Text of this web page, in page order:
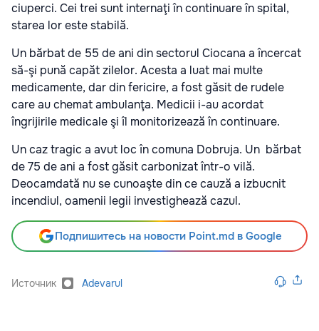
ciuperci. Cei trei sunt internaţi în continuare în spital,
starea lor este stabilă.
Un bărbat de 55 de ani din sectorul Ciocana a încercat
să-şi pună capăt zilelor. Acesta a luat mai multe
medicamente, dar din fericire, a fost găsit de rudele
care au chemat ambulanţa. Medicii i-au acordat
îngrijirile medicale şi îl monitorizează în continuare.
Un caz tragic a avut loc în comuna Dobruja. Un bărbat
de 75 de ani a fost găsit carbonizat într-o vilă.
Deocamdată nu se cunoaşte din ce cauză a izbucnit
incendiul, oamenii legii investighează cazul.
Подпишитесь на новости Point.md в Google
Источник Adevarul